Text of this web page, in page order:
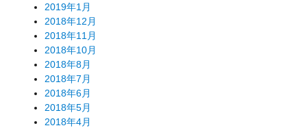
2019年1月
2018年12月
2018年11月
2018年10月
2018年8月
2018年7月
2018年6月
2018年5月
2018年4月